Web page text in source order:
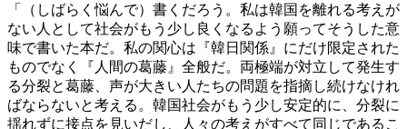
「（しばらく悩んで）書くだろう。私は韓国を離れる考えが
ない人として社会がもう少し良くなるよう願ってそうした意
味で書いた本だ。私の関心は『韓日関係』にだけ限定された
ものでなく『人間の葛藤』全般だ。両極端が対立して発生す
る分裂と葛藤、声が大きい人たちの問題を指摘し続けなけれ
ばならないと考える。韓国社会がもう少し安定的に、分裂に
揺れずに接点を見いだし、人々の考えがすべて同じであるこ